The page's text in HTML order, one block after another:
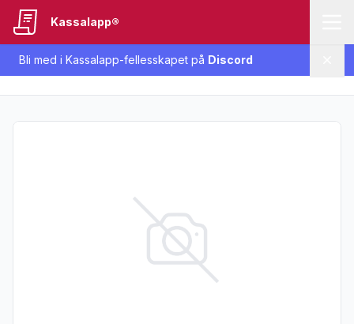
Bli med i Kassalapp-fellesskapet på Discord
Kassalapp®